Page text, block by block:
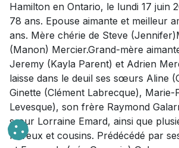
Hamilton en Ontario, le lundi 17 juin
78 ans. Epouse aimante et meilleur
ans. Mère chérie de Steve
(Manon) Mercier.Grand-mère
Jeremy (Kayla Parent) et Adrien
laisse dans le deuil ses sœurs Aline
Ginette (Clément Labrecque),
Levesque), son frère Raymond
sœur Lorraine Emard, ainsi que
neveux et cousins. Prédécédé par